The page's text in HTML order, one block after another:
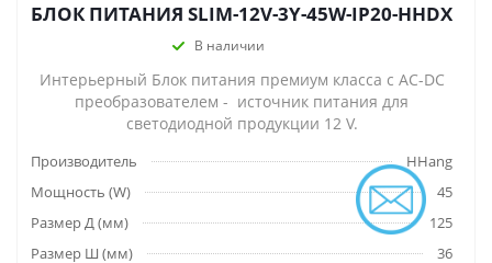
БЛОК ПИТАНИЯ SLIM-12V-3Y-45W-IP20-HHDX
В наличии
Интерьерный Блок питания премиум класса с AC-DC
преобразователем - источник питания для
светодиодной продукции 12 V.
Производитель
HHang
Мощность (W)
45
Размер Д (мм)
125
Размер Ш (мм)
36